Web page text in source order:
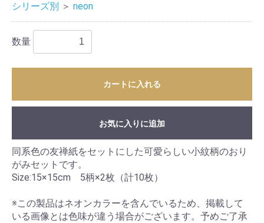
シリーズ別 ＞ neon
数量
カートに入れる
お気に入りに追加
同系色の友禅紙をセットにした可愛らしい小紋柄のおり
がみセットです。
Size:15×15cm 5柄×2枚（計10枚）
※この製品はネオンカラーを含んでいるため、掲載して
いる画像とは色味が違う場合がございます。予めご了承